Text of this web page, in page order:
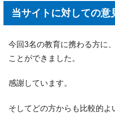
当サイトに対しての意
今回3名の教育に携わる方に
ことができました。
感謝しています。
そしてどの方からも比較的